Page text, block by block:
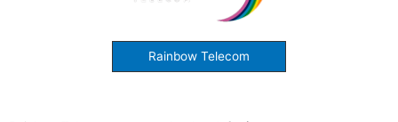
Rainbow Telecom